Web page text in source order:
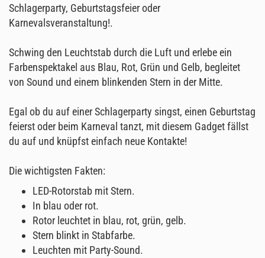
Schlagerparty, Geburtstagsfeier oder
Karnevalsveranstaltung!.
Schwing den Leuchtstab durch die Luft und erlebe ein
Farbenspektakel aus Blau, Rot, Grün und Gelb, begleitet
von Sound und einem blinkenden Stern in der Mitte.
Egal ob du auf einer Schlagerparty singst, einen Geburtstag
feierst oder beim Karneval tanzt, mit diesem Gadget fällst
du auf und knüpfst einfach neue Kontakte!
Die wichtigsten Fakten:
LED-Rotorstab mit Stern.
In blau oder rot.
Rotor leuchtet in blau, rot, grün, gelb.
Stern blinkt in Stabfarbe.
Leuchten mit Party-Sound.